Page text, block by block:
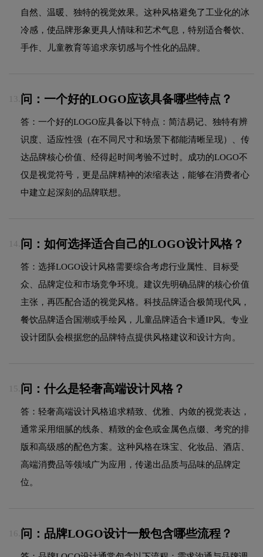
自然、温暖、独特的视觉效果。这种风格避免了工业化的冰
冷感，使品牌形象更具人情味和艺术气息，特别适合餐饮、
手作、儿童教育等追求亲切感与个性化的品牌。
13. 问：一个好的LOGO应该具备哪些特点？
答：一个好的LOGO应具备以下特点：简洁易记、独特有辨
识度、适应性强（在不同尺寸和场景下都能清晰呈现）、传
达品牌核心价值、经得起时间考验不过时。成功的LOGO不
仅是视觉符号，更是品牌精神的浓缩表达，能够在消费者心
中建立起深刻的品牌联想。
14. 问：如何选择适合自己的LOGO设计风格？
答：选择LOGO设计风格需要综合考虑行业属性、目标受
众、品牌定位和市场竞争环境。建议先明确品牌的核心价值
主张，再匹配合适的视觉风格。科技品牌适合极简现代风，
餐饮品牌适合国潮或手绘风，儿童品牌适合卡通IP风。专业
设计团队会根据您的品牌特点提供风格建议和设计方向。
15. 问：什么是轻奢高端设计风格？
答：轻奢高端设计风格追求精致、优雅、内敛的视觉表达，
通常采用细腻的线条、精致的金色或金属色点缀、考究的排
版和高级感的配色方案。这种风格在珠宝、化妆品、酒店、
高端消费品等领域广为应用，传递出品质与品味的品牌定
位。
16. 问：品牌LOGO设计一般包含哪些流程？